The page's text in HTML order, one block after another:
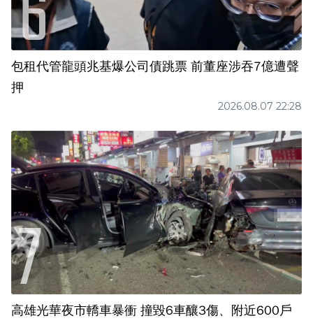
包租代管龍頭兆基爆公司債跳票 前董座涉吞7億遭聲
押
2026.08.07 22:28
高雄光華夜市轎車暴衝 撞毀6車釀3傷、附近600戶